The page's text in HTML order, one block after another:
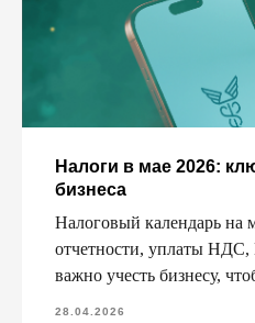
Налоги в мае 2026:
бизнеса
Налоговый календарь на
отчетности, уплаты
важно учесть бизнесу,
28.04.2026